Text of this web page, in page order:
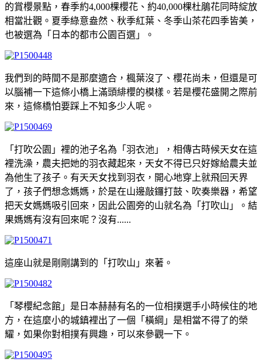
的賞櫻景點，春季約4,000棵櫻花、約40,000棵杜鵑花同時綻放
相當壯觀。夏季綠意盎然、秋季紅葉、冬季山茶花四季皆美，
也被選為「日本的都市公園百選」。
我們到的時間不是那麼適合，楓葉沒了、櫻花尚未，但還是可
以腦補一下這條小橋上滿頭緋櫻的模樣。若是櫻花盛開之際前
來，這條橋怕要踩上不知多少人呢。
「打吹公園」裡的池子名為「羽衣池」，相傳古時候天女在這
裡洗澡，農夫把她的羽衣藏起來，天女不得已只好嫁給農夫並
為他生了孩子。有天天女找到羽衣，開心地穿上就飛回天界
了，孩子們想念媽媽，於是在山邊敲鑼打鼓、吹奏樂器，希望
把天女媽媽吸引回來，因此公園旁的山就名為「打吹山」。結
果媽媽有沒有回來呢？沒有......
這座山就是剛剛講到的「打吹山」來著。
「琴櫻紀念館」是日本赫赫有名的一位相撲選手小時候住的地
方，在這麼小的城鎮裡出了一個「橫綱」是相當不得了的榮
耀，如果你對相撲有興趣，可以來參觀一下。